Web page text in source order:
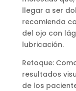
llegar a ser
recomienda
del ojo con
lubricación.
Retoque:
resultados
de los